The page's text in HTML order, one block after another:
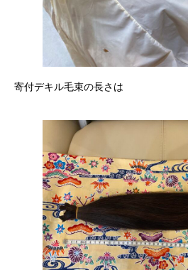
寄付デキル毛束の長さは